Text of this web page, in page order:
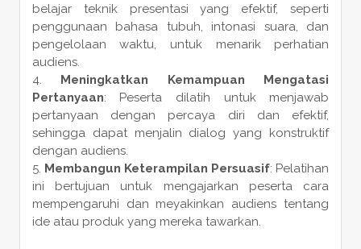
belajar teknik presentasi yang efektif, seperti
penggunaan bahasa tubuh, intonasi suara, dan
pengelolaan waktu, untuk menarik perhatian
audiens.
Meningkatkan Kemampuan Mengatasi
Pertanyaan: Peserta dilatih untuk menjawab
pertanyaan dengan percaya diri dan efektif,
sehingga dapat menjalin dialog yang konstruktif
dengan audiens.
Membangun Keterampilan Persuasif: Pelatihan
ini bertujuan untuk mengajarkan peserta cara
mempengaruhi dan meyakinkan audiens tentang
ide atau produk yang mereka tawarkan.